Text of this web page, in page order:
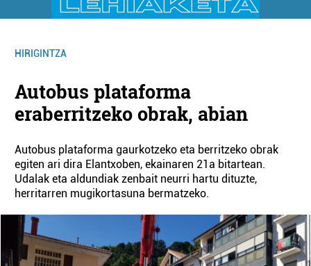
HIRIGINTZA
Autobus plataforma
eraberritzeko obrak, abian
Autobus plataforma gaurkotzeko eta berritzeko obrak
egiten ari dira Elantxoben, ekainaren 21a bitartean.
Udalak eta aldundiak zenbait neurri hartu dituzte,
herritarren mugikortasuna bermatzeko.